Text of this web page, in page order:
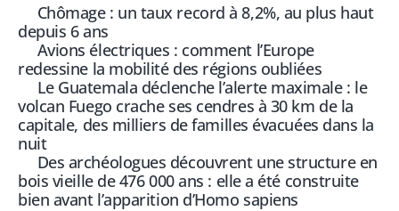
Chômage : un taux record à 8,2%, au plus haut
depuis 6 ans
Avions électriques : comment l’Europe
redessine la mobilité des régions oubliées
Le Guatemala déclenche l’alerte maximale : le
volcan Fuego crache ses cendres à 30 km de la
capitale, des milliers de familles évacuées dans la
nuit
Des archéologues découvrent une structure en
bois vieille de 476 000 ans : elle a été construite
bien avant l’apparition d’Homo sapiens